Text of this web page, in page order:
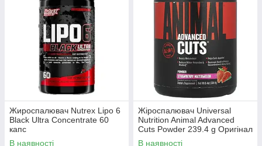
Жироспалювач Nutrex Lipo 6
Black Ultra Concentrate 60
капс
В наявності
Жіроспалювач Universal
Nutrition Animal Advanced
Cuts Powder 239.4 g Оригінал
США!
В наявності